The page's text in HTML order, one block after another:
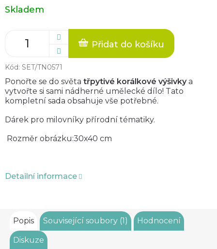
Měrná
cena:
Skladem
Přidat do košíku
Kód: SET/TN0571
Ponořte se do světa třpytivé korálkové výšivkya
vytvořte si sami nádherné umělecké dílo! Tato
kompletní sada obsahuje vše potřebné.
Dárek pro milovníky přírodní tématiky.
Rozměr obrázku:30x40 cm
Detailní informace
Popis Související soubory (1) Hodnocení
Diskuze